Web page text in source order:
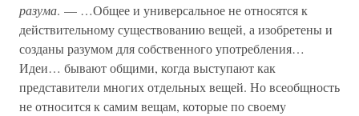
разума. — …Общее и универсальное не относятся к
действительному существованию вещей, а изобретены и
созданы разумом для собственного употребления…
Идеи… бывают общими, когда выступают как
представители многих отдельных вещей. Но всеобщность
не относится к самим вещам, которые по своему